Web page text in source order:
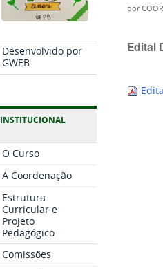
Desenvolvido por
GWEB
INSTITUCIONAL
O Curso
A Coordenação
Estrutura
Curricular e
Projeto
Pedagógico
Comissões
por
Edital